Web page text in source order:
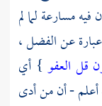
مسارعة لما لم
عن الفضل ،
قل العفو } أي
- أن من أدى